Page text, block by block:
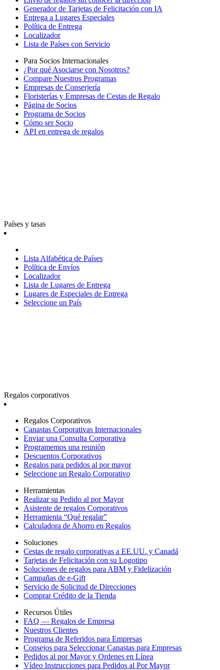
Generador de Tarjetas de Felicitación con IA
Entrega a Lugares Especiales
Política de Entrega
Localizador
Lista de Países con Servicio
Para Socios Internacionales
¿Por qué Asociarse con Nosotros?
Compare Nuestros Programas
Empresas de Conserjería
Floristerías y Empresas de Cestas de Regalo
Página de Socios
Programa de Socios
Cómo ser Socio
API en entrega de regalos
Países y tasas
Lista Alfabética de Países
Política de Envíos
Localizador
Lista de Lugares de Entrega
Lugares de Especiales de Entrega
Seleccione un País
Regalos corporativos
Regalos Corporativos
Canastas Corporativas Internacionales
Enviar una Consulta Corporativa
Programemos una reunión
Descuentos Corporativos
Regalos para pedidos al por mayor
Seleccione un Regalo Corporativo
Herramientas
Realizar su Pedido al por Mayor
Asistente de regalos Corporativos
Herramienta “Qué regalar”
Calculadora de Ahorro en Regalos
Soluciones
Cestas de regalo corporativas a EE.UU. y Canadá
Tarjetas de Felicitación con su Logotipo
Soluciones de regalos para ABM y Fidelización
Campañas de e-Gift
Servicio de Solicitud de Direcciones
Comprar Crédito de la Tienda
Recursos Útiles
FAQ — Regalos de Empresa
Nuestros Clientes
Programa de Referidos para Empresas
Consejos para Seleccionar Canastas para Empresas
Pedidos al por Mayor y Ordenes en Línea
Vídeo Instrucciones para Pedidos al Por Mayor